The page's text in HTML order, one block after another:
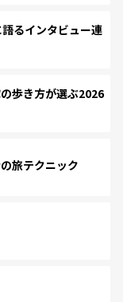
るインタビュー連
歩き方が選ぶ2026
旅テクニック